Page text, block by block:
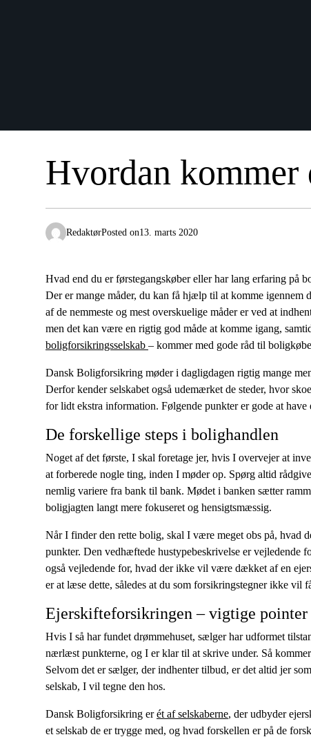
Hvordan kommer
RedaktørPosted on13. marts 2020
Hvad end du er førstegangskøber eller har lang erfaring på
Der er mange måder, du kan få hjælp til at komme igennem
af de nemmeste og mest overskuelige måder er ved at
men det kan være en rigtig god måde at komme igang,
boligforsikringsselskab – kommer med gode råd til
Dansk Boligforsikring møder i dagligdagen rigtig mange
Derfor kender selskabet også udemærket de steder, hvor
for lidt ekstra information. Følgende punkter er gode at have
De forskellige steps i bolighandlen
Noget af det første, I skal foretage jer, hvis I overvejer at
at forberede nogle ting, inden I møder op. Spørg altid
nemlig variere fra bank til bank. Mødet i banken sætter
boligjagten langt mere fokuseret og hensigtsmæssig.
Når I finder den rette bolig, skal I være meget obs på, hvad
punkter. Den vedhæftede hustypebeskrivelse er vejledende
også vejledende for, hvad der ikke vil være dækket af en
er at læse dette, således at du som forsikringstegner ikke vil
Ejerskifteforsikringen – vigtige pointer
Hvis I så har fundet drømmehuset, sælger har udformet
nærlæst punkterne, og I er klar til at skrive under. Så
Selvom det er sælger, der indhenter tilbud, er det altid jer
selskab, I vil tegne den hos.
Dansk Boligforsikring erét af selskaberne, der udbyder
et selskab de er trygge med, og hvad forskellen er på de